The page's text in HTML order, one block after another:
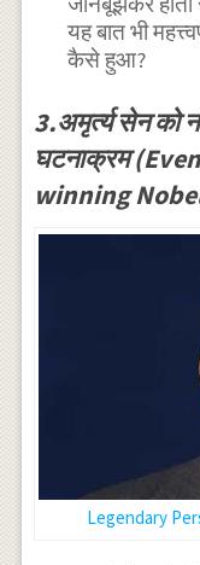
यह बात भी
कैसे हुआ?
3.अमृर्त्य सेन को
घटनाक्रम
winning
Legendary